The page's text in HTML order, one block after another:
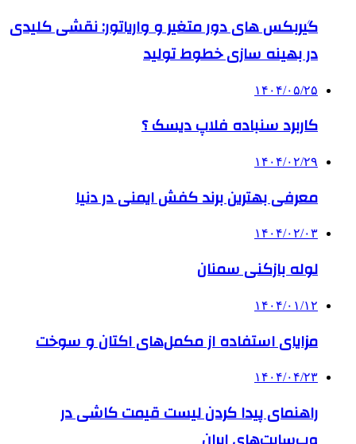
گیربکس های دور متغیر و واریاتور: نقشی کلیدی
در بهینه سازی خطوط تولید
۱۴۰۴/۰۵/۲۵
کاربرد سنباده فلاپ دیسک ؟
۱۴۰۴/۰۲/۲۹
معرفی بهترین برند کفش ایمنی در دنیا
۱۴۰۴/۰۲/۰۳
لوله بازکنی سمنان
۱۴۰۴/۰۱/۱۲
مزایای استفاده از مکمل‌های اکتان و سوخت
۱۴۰۴/۰۴/۲۳
راهنمای پیدا کردن لیست قیمت کاشی در